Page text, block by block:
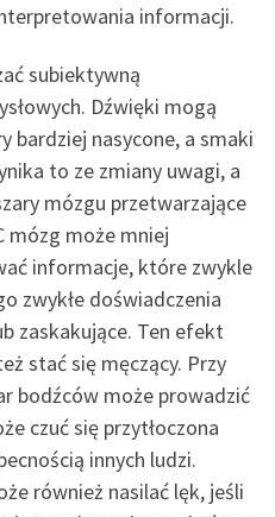
informacji.
subiektywną
Dźwięki mogą
bardziej nasycone, a smaki
to ze zmiany uwagi, a
mózgu przetwarzające
mózg może mniej
informacje, które zwykle
zwykłe doświadczenia
zaskakujące. Ten efekt
stać się męczący. Przy
bodźców może prowadzić
czuć się przytłoczona
innych ludzi.
również nasilać lęk, jeśli